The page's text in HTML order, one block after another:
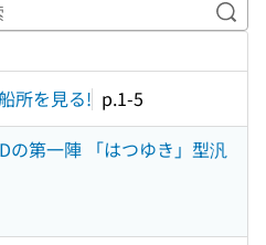
キ
所を見る! p.1-5
の第一陣 「はつゆき」型汎